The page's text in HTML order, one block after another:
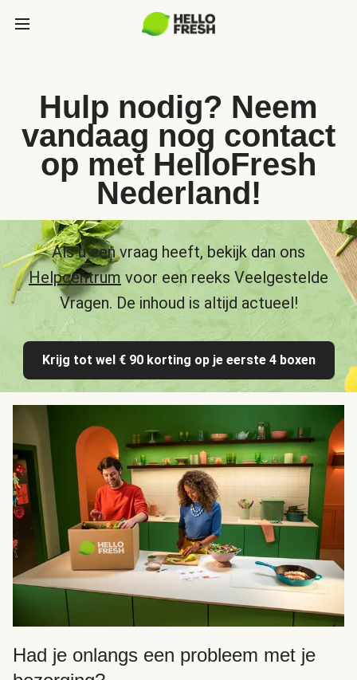
Hulp nodig? Neem
vandaag nog contact
op met HelloFresh
Nederland!
Als u een vraag heeft, bekijk dan ons
Helpcentrum voor een reeks Veelgestelde
Vragen. De inhoud is altijd actueel!
Krijg tot wel € 90 korting op je eerste 4 boxen
Had je onlangs een probleem met je